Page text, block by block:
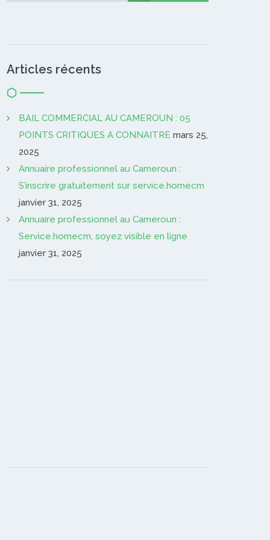
Articles récents
BAIL COMMERCIAL AU CAMEROUN : 05
POINTS CRITIQUES A CONNAITRE mars 25,
2025
Annuaire professionnel au Cameroun :
S’inscrire gratuitement sur service.homecm
janvier 31, 2025
Annuaire professionnel au Cameroun :
Service.homecm, soyez visible en ligne
janvier 31, 2025